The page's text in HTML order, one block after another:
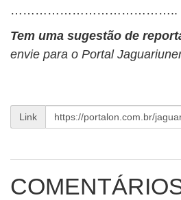
…………………………………..
Tem uma sugestão de
envie para o Portal
Link